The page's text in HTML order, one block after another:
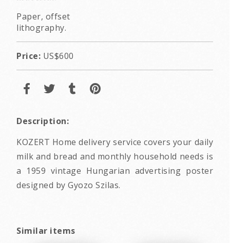
Paper, offset
lithography.
Price: US$600
Description:
KOZERT Home delivery service covers your daily
milk and bread and monthly household needs is
a 1959 vintage Hungarian advertising poster
designed by Gyozo Szilas.
Similar items